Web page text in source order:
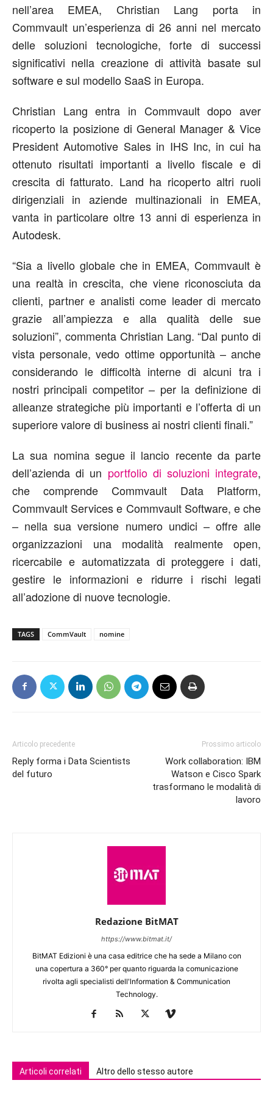
nell’area EMEA, Christian Lang porta in
Commvault un’esperienza di 26 anni nel mercato
delle soluzioni tecnologiche, forte di successi
significativi nella creazione di attività basate sul
software e sul modello SaaS in Europa.
Christian Lang entra in Commvault dopo aver
ricoperto la posizione di General Manager & Vice
President Automotive Sales in IHS Inc, in cui ha
ottenuto risultati importanti a livello fiscale e di
crescita di fatturato. Land ha ricoperto altri ruoli
dirigenziali in aziende multinazionali in EMEA,
vanta in particolare oltre 13 anni di esperienza in
Autodesk.
“Sia a livello globale che in EMEA, Commvault è
una realtà in crescita, che viene riconosciuta da
clienti, partner e analisti come leader di mercato
grazie all’ampiezza e alla qualità delle sue
soluzioni”, commenta Christian Lang. “Dal punto di
vista personale, vedo ottime opportunità – anche
considerando le difficoltà interne di alcuni tra i
nostri principali competitor – per la definizione di
alleanze strategiche più importanti e l’offerta di un
superiore valore di business ai nostri clienti finali.”
La sua nomina segue il lancio recente da parte
dell’azienda di un portfolio di soluzioni integrate,
che comprende Commvault Data Platform,
Commvault Services e Commvault Software, e che
– nella sua versione numero undici – offre alle
organizzazioni una modalità realmente open,
ricercabile e automatizzata di proteggere i dati,
gestire le informazioni e ridurre i rischi legati
all’adozione di nuove tecnologie.
TAGS CommVault nomine
Articolo precedente
Reply forma i Data Scientists
del futuro
Prossimo articolo
Work collaboration: IBM
Watson e Cisco Spark
trasformano le modalità di
lavoro
Redazione BitMAT
https://www.bitmat.it/
BitMAT Edizioni è una casa editrice che ha sede a Milano con
una copertura a 360° per quanto riguarda la comunicazione
rivolta agli specialisti dell'lnformation & Communication
Technology.
Articoli correlati Altro dello stesso autore